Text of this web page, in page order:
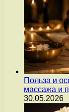
Польза и
массажа и
30.05.2026